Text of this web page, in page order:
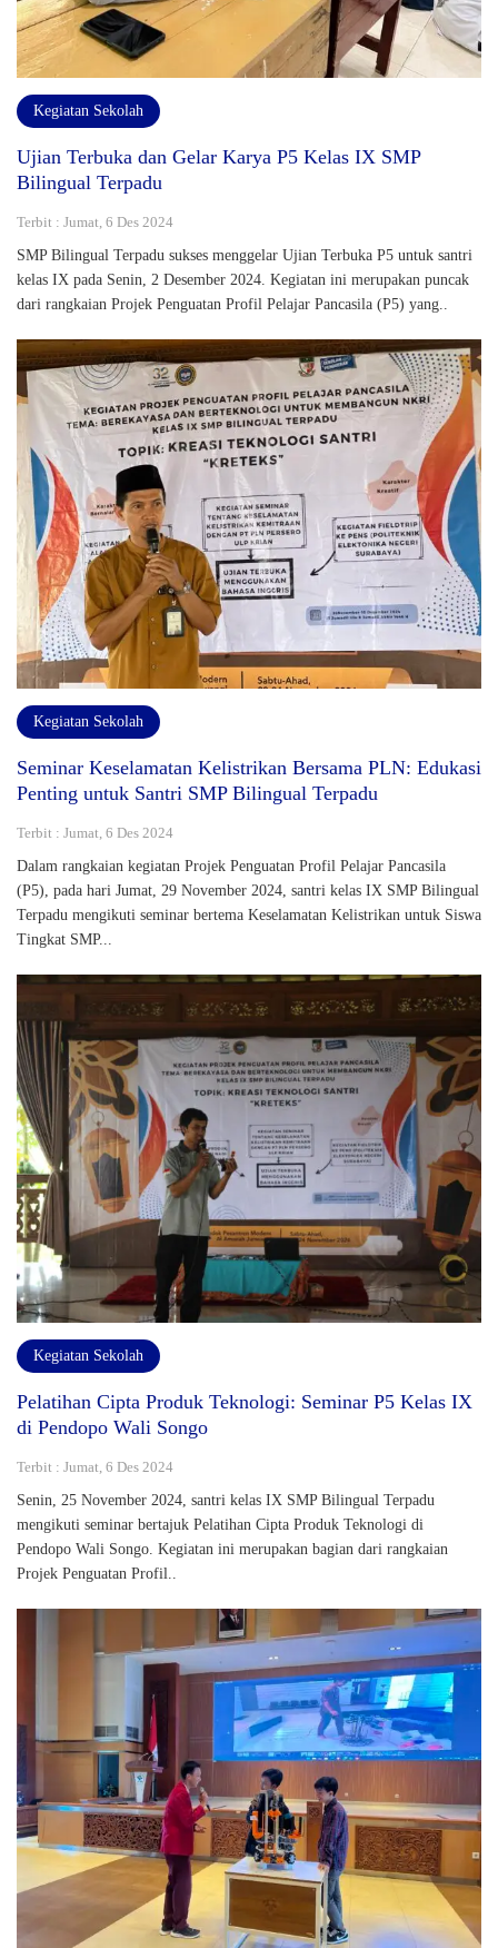
Kegiatan Sekolah
Ujian Terbuka dan Gelar Karya P5 Kelas IX SMP
Bilingual Terpadu
Terbit : Jumat, 6 Des 2024
SMP Bilingual Terpadu sukses menggelar Ujian Terbuka P5 untuk santri
kelas IX pada Senin, 2 Desember 2024. Kegiatan ini merupakan puncak
dari rangkaian Projek Penguatan Profil Pelajar Pancasila (P5) yang..
Kegiatan Sekolah
Seminar Keselamatan Kelistrikan Bersama PLN: Edukasi
Penting untuk Santri SMP Bilingual Terpadu
Terbit : Jumat, 6 Des 2024
Dalam rangkaian kegiatan Projek Penguatan Profil Pelajar Pancasila
(P5), pada hari Jumat, 29 November 2024, santri kelas IX SMP Bilingual
Terpadu mengikuti seminar bertema Keselamatan Kelistrikan untuk Siswa
Tingkat SMP...
Kegiatan Sekolah
Pelatihan Cipta Produk Teknologi: Seminar P5 Kelas IX
di Pendopo Wali Songo
Terbit : Jumat, 6 Des 2024
Senin, 25 November 2024, santri kelas IX SMP Bilingual Terpadu
mengikuti seminar bertajuk Pelatihan Cipta Produk Teknologi di
Pendopo Wali Songo. Kegiatan ini merupakan bagian dari rangkaian
Projek Penguatan Profil..